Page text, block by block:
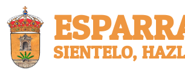
SIENTELO,